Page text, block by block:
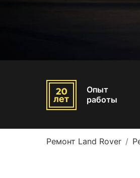
Опыт
работы
Ремонт Land Rover